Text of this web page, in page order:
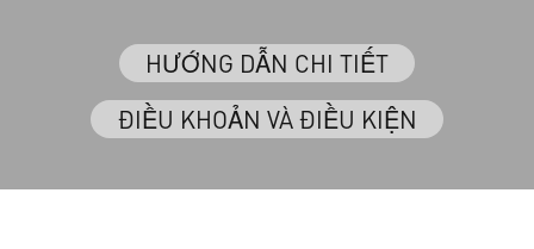
HƯỚNG DẪN CHI TIẾT
ĐIỀU KHOẢN VÀ ĐIỀU KIỆN